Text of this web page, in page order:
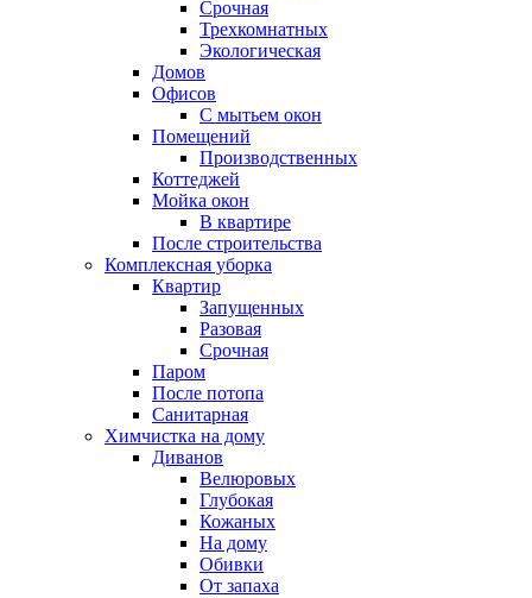
Срочная
Трехкомнатных
Экологическая
Домов
Офисов
С мытьем окон
Помещений
Производственных
Коттеджей
Мойка окон
В квартире
После строительства
Комплексная уборка
Квартир
Запущенных
Разовая
Срочная
Паром
После потопа
Санитарная
Химчистка на дому
Диванов
Велюровых
Глубокая
Кожаных
На дому
Обивки
От запаха